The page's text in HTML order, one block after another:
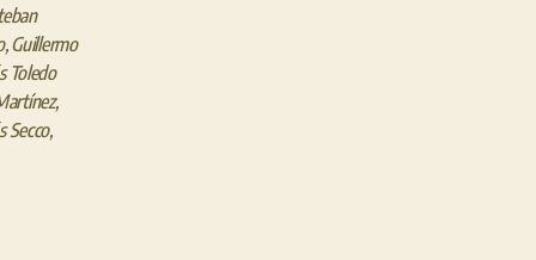
,Guillermo
Toledo
,
Secco,